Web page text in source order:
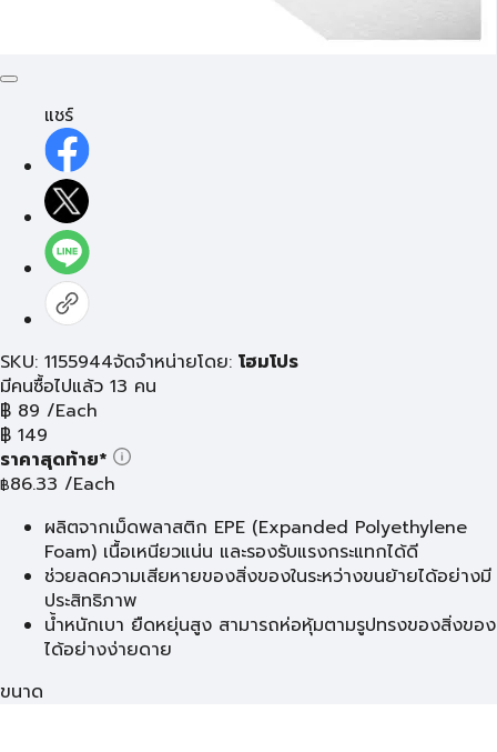
แชร์
SKU: 1155944จัดจำหน่ายโดย: โฮมโปร
มีคนซื้อไปแล้ว 13 คน
฿ 89 /Each
฿ 149
ราคาสุดท้าย*
฿86.33 /Each
ผลิตจากเม็ดพลาสติก EPE (Expanded Polyethylene
Foam) เนื้อเหนียวแน่น และรองรับแรงกระแทกได้ดี
ช่วยลดความเสียหายของสิ่งของในระหว่างขนย้ายได้อย่างมี
ประสิทธิภาพ
น้ำหนักเบา ยืดหยุ่นสูง สามารถห่อหุ้มตามรูปทรงของสิ่งของ
ได้อย่างง่ายดาย
ขนาด